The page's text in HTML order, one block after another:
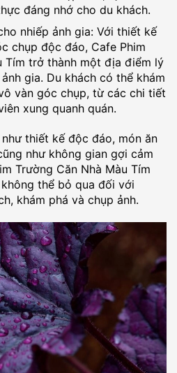
đáng nhớ cho du khách.
nhiếp ảnh gia: Với thiết kế
chụp độc đáo, Cafe Phim
Tím trở thành một địa điểm lý
gia. Du khách có thể khám
vàn góc chụp, từ các chi tiết
xung quanh quán.
thiết kế độc đáo, món ăn
như không gian gợi cảm
Trường Căn Nhà Màu Tím
thể bỏ qua đối với
khám phá và chụp ảnh.